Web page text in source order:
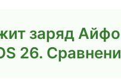
заряд
26.